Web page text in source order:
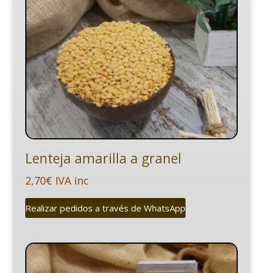
Lenteja amarilla a granel
2,70€ IVA inc
Realizar pedidos a través de WhatsApp